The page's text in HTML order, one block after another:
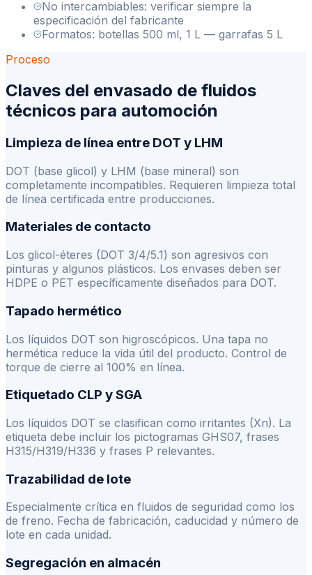
No intercambiables: verificar siempre la
especificación del fabricante
Formatos: botellas 500 ml, 1 L — garrafas 5 L
Proceso
Claves del envasado de fluidos
técnicos para automoción
Limpieza de línea entre DOT y LHM
DOT (base glicol) y LHM (base mineral) son
completamente incompatibles. Requieren limpieza total
de línea certificada entre producciones.
Materiales de contacto
Los glicol-éteres (DOT 3/4/5.1) son agresivos con
pinturas y algunos plásticos. Los envases deben ser
HDPE o PET específicamente diseñados para DOT.
Tapado hermético
Los líquidos DOT son higroscópicos. Una tapa no
hermética reduce la vida útil del producto. Control de
torque de cierre al 100% en línea.
Etiquetado CLP y SGA
Los líquidos DOT se clasifican como irritantes (Xn). La
etiqueta debe incluir los pictogramas GHS07, frases
H315/H319/H336 y frases P relevantes.
Trazabilidad de lote
Especialmente crítica en fluidos de seguridad como los
de freno. Fecha de fabricación, caducidad y número de
lote en cada unidad.
Segregación en almacén